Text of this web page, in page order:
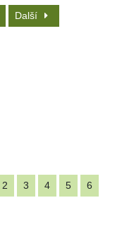
Další
2 3 4 5
6